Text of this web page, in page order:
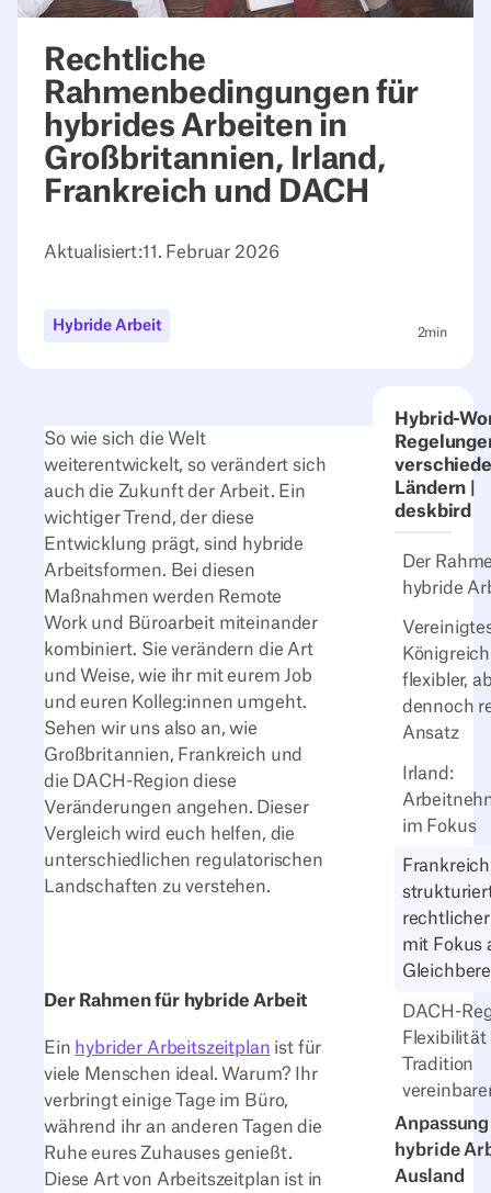
Rechtliche
Rahmenbedingungen für
hybrides Arbeiten in
Großbritannien, Irland,
Frankreich und DACH
Aktualisiert:11. Februar 2026
Hybride Arbeit 2min
Hybrid-
Ländern |
deskbird
Der
hybride
flexibler,
dennoch
Ansatz
Irland:
im Fokus
mit Fokus
DACH-
Flexibilität
Tradition
Anpassung
hybride
Ausland
So wie sich die Welt
weiterentwickelt, so verändert sich
auch die Zukunft der Arbeit. Ein
wichtiger Trend, der diese
Entwicklung prägt, sind hybride
Arbeitsformen. Bei diesen
Maßnahmen werden Remote
Work und Büroarbeit miteinander
kombiniert. Sie verändern die Art
und Weise, wie ihr mit eurem Job
und euren Kolleg:innen umgeht.
Sehen wir uns also an, wie
Großbritannien, Frankreich und
die DACH-Region diese
Veränderungen angehen. Dieser
Vergleich wird euch helfen, die
unterschiedlichen regulatorischen
Landschaften zu verstehen.
Der Rahmen für hybride Arbeit
Ein hybrider Arbeitszeitplan ist für
viele Menschen ideal. Warum? Ihr
verbringt einige Tage im Büro,
während ihr an anderen Tagen die
Ruhe eures Zuhauses genießt.
Diese Art von Arbeitszeitplan ist in